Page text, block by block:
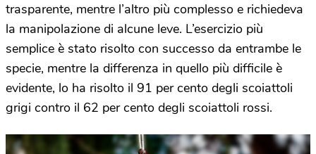
trasparente, mentre l’altro più complesso e richiedeva
la manipolazione di alcune leve. L’esercizio più
semplice è stato risolto con successo da entrambe le
specie, mentre la differenza in quello più difficile è
evidente, lo ha risolto il 91 per cento degli scoiattoli
grigi contro il 62 per cento degli scoiattoli rossi.